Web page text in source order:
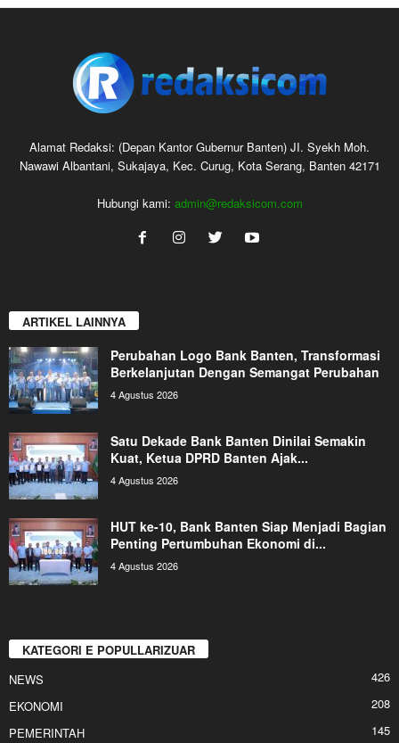
Alamat Redaksi: (Depan Kantor Gubernur Banten) JI. Syekh Moh.
Nawawi Albantani, Sukajaya, Kec. Curug, Kota Serang, Banten 42171
Hubungi kami: admin@redaksicom.com
ARTIKEL LAINNYA
Perubahan Logo Bank Banten, Transformasi
Berkelanjutan Dengan Semangat Perubahan
4 Agustus 2026
Satu Dekade Bank Banten Dinilai Semakin
Kuat, Ketua DPRD Banten Ajak...
4 Agustus 2026
HUT ke-10, Bank Banten Siap Menjadi Bagian
Penting Pertumbuhan Ekonomi di...
4 Agustus 2026
KATEGORI E POPULLARIZUAR
NEWS
426
EKONOMI
208
PEMERINTAH
145